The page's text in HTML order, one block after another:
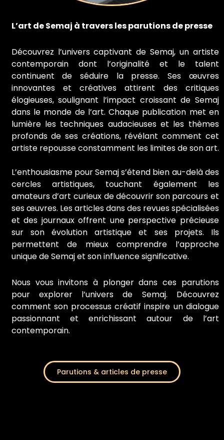
L’art de Semaj à travers les parutions de presse
Découvrez l’univers captivant de Semaj, un artiste
contemporain dont l’originalité et le talent
continuent de séduire la presse. Ses œuvres
innovantes et créatives attirent des critiques
élogieuses, soulignant l’impact croissant de Semaj
dans le monde de l’art. Chaque publication met en
lumière les techniques audacieuses et les thèmes
profonds de ses créations, révélant comment cet
artiste repousse constamment les limites de son art.
L’enthousiasme pour Semaj s’étend bien au-delà des
cercles artistiques, touchant également les
amateurs d’art curieux de découvrir son parcours et
ses œuvres. Les articles dans des revues spécialisées
et des journaux offrent une perspective précieuse
sur son évolution artistique et ses projets. Ils
permettent de mieux comprendre l’approche
unique de Semaj et son influence significative.
Nous vous invitons à plonger dans ces parutions
pour explorer l’univers de Semaj. Découvrez
comment son processus créatif inspire un dialogue
passionnant et enrichissant autour de l’art
contemporain.
Parutions & articles de presse